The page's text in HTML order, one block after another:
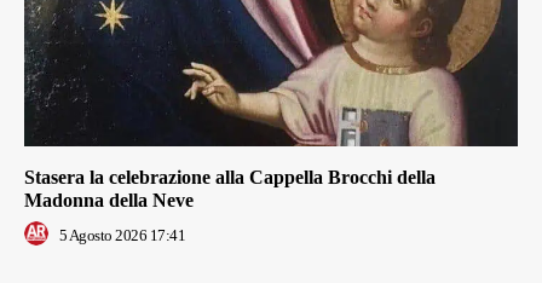
Stasera la celebrazione alla Cappella Brocchi della
Madonna della Neve
5 Agosto 2026 17:41